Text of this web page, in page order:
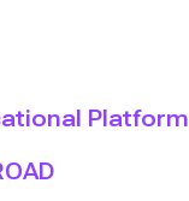
Platform